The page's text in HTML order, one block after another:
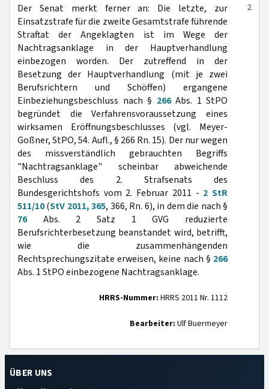
2
Der Senat merkt ferner an: Die letzte, zur
Einsatzstrafe für die zweite Gesamtstrafe führende
Straftat der Angeklagten ist im Wege der
Nachtragsanklage in der Hauptverhandlung
einbezogen worden. Der zutreffend in der
Besetzung der Hauptverhandlung (mit je zwei
Berufsrichtern und Schöffen) ergangene
Einbeziehungsbeschluss nach § 266Abs. 1 StPO
begründet die Verfahrensvoraussetzung eines
wirksamen Eröffnungsbeschlusses (vgl. Meyer-
Goßner, StPO, 54. Aufl., § 266 Rn. 15). Der nur wegen
des missverständlich gebrauchten Begriffs
"Nachtragsanklage" scheinbar abweichende
Beschluss des 2. Strafsenats des
Bundesgerichtshofs vom 2. Februar 2011 - 2 StR
511/10(StV 2011, 365, 366, Rn. 6), in dem die nach §
76Abs. 2 Satz 1 GVG reduzierte
Berufsrichterbesetzung beanstandet wird, betrifft,
wie die zusammenhängenden
Rechtsprechungszitate erweisen, keine nach § 266
Abs. 1 StPO einbezogene Nachtragsanklage.
HRRS-Nummer: HRRS 2011 Nr. 1112
Bearbeiter: Ulf Buermeyer
ÜBER UNS